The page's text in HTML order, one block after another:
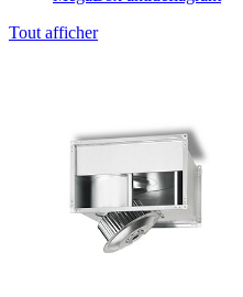
Tout afficher